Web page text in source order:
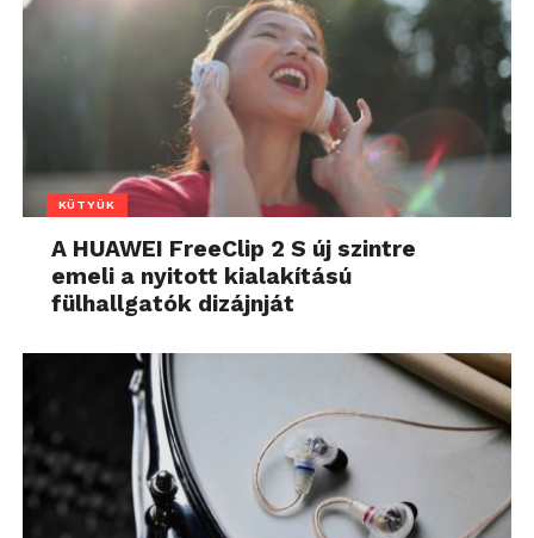
KÜTYÜK
A HUAWEI FreeClip 2 S új szintre
emeli a nyitott kialakítású
fülhallgatók dizájnját